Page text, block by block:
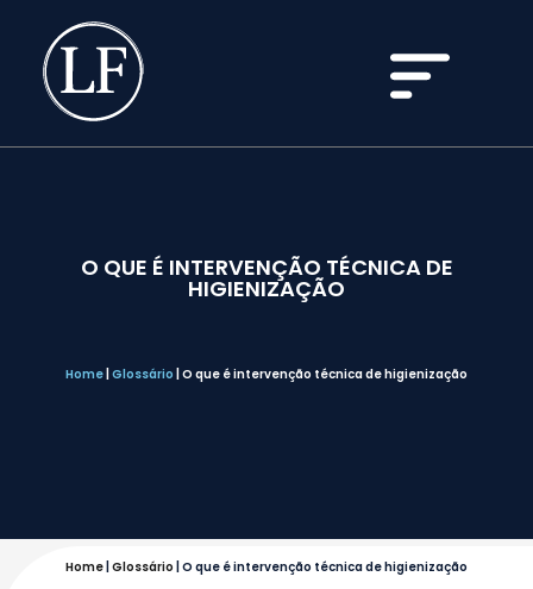
O QUE É INTERVENÇÃO TÉCNICA DE
HIGIENIZAÇÃO
Home Glossário O que é intervenção técnica de higienização
Home Glossário O que é intervenção técnica de higienização